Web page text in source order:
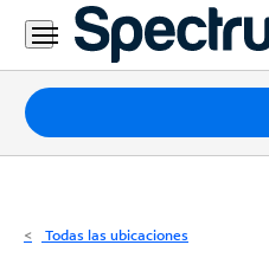
Residencial
Business
Paquetes
Internet
Todas las ubicaciones